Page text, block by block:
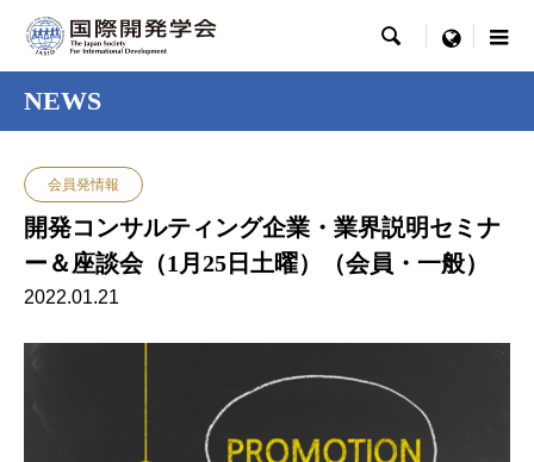
 menu
NEWS
会員発情報
開発コンサルティング企業・業界説明セミナ
ー＆座談会（1月25日土曜）（会員・一般）
2022.01.21